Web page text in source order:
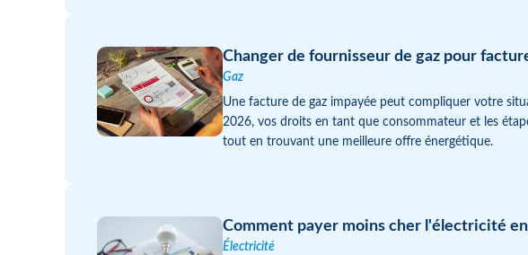
Changer de fournisseur de gaz pour
Gaz
Une facture de gaz impayée peut compliquer votre
2026, vos droits en tant que consommateur et les
tout en trouvant une meilleure offre énergétique.
Comment payer moins cher l'électricité en
Électricité